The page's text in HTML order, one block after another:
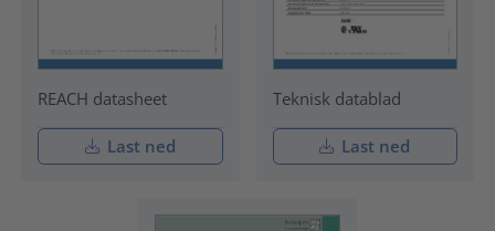
REACH datasheet
Last ned
Teknisk datablad
Last ned